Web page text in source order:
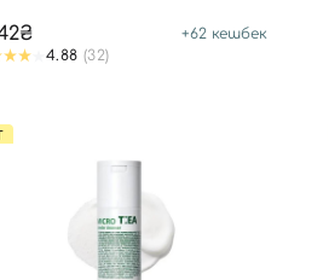
+62кешбек
4.88 (32)
приймаєте умови